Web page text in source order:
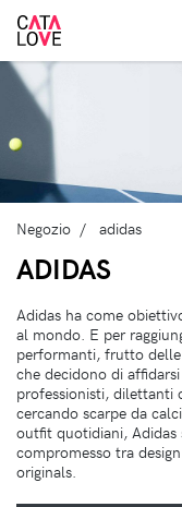
Negozio adidas
ADIDAS
Adidas ha come
al mondo. E per
performanti, frutto
che decidono di
professionisti, dilettanti
cercando scarpe da
outfit quotidiani,
compromesso tra
originals.